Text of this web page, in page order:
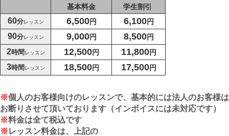
基本料金 学生割引
60分レッスン 6,500円 6,100円
90分レッスン 9,000円 8,500円
2時間 レッスン 12,500円 11,800円
3時間 レッスン 18,500円 17,500円
※個人のお客様向けのレッスンで、基本的には法人のお客様は
お断りさせて頂いております（インボイスには未対応です）
※料金は全て税込です
※レッスン料金は、上記の